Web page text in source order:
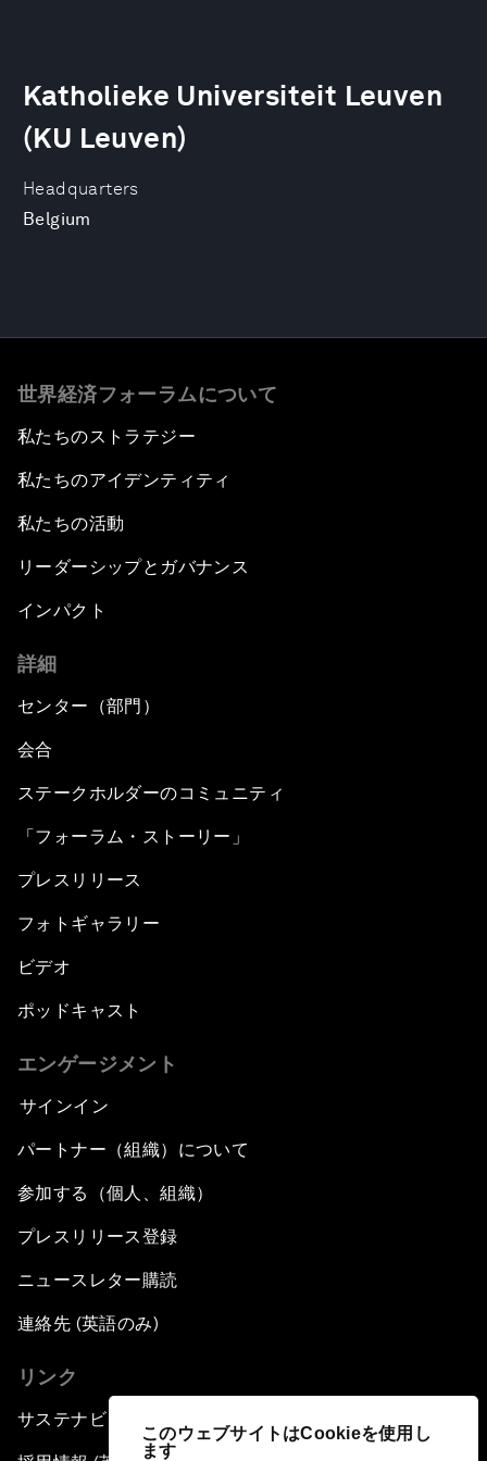
このウェブサイトはCookieを使用し
ます
Headquarters
Belgium
Katholieke Universiteit Leuven
(KU Leuven)
世界経済フォーラムについて
私たちのストラテジー
私たちのアイデンティティ
私たちの活動
リーダーシップとガバナンス
インパクト
詳細
センター（部門）
会合
ステークホルダーのコミュニティ
「フォーラム・ストーリー」
プレスリリース
フォトギャラリー
ビデオ
ポッドキャスト
エンゲージメント
サインイン
パートナー（組織）について
参加する（個人、組織）
プレスリリース登録
ニュースレター購読
連絡先 (英語のみ)
リンク
サステナビリティへの取り組み